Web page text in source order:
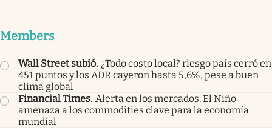
Members
Wall Street subió. ¿Todo costo local? riesgo país cerró en
451 puntos y los ADR cayeron hasta 5,6%, pese a buen
clima global
Financial Times. Alerta en los mercados: El Niño
amenaza a los commodities clave para la economía
mundial